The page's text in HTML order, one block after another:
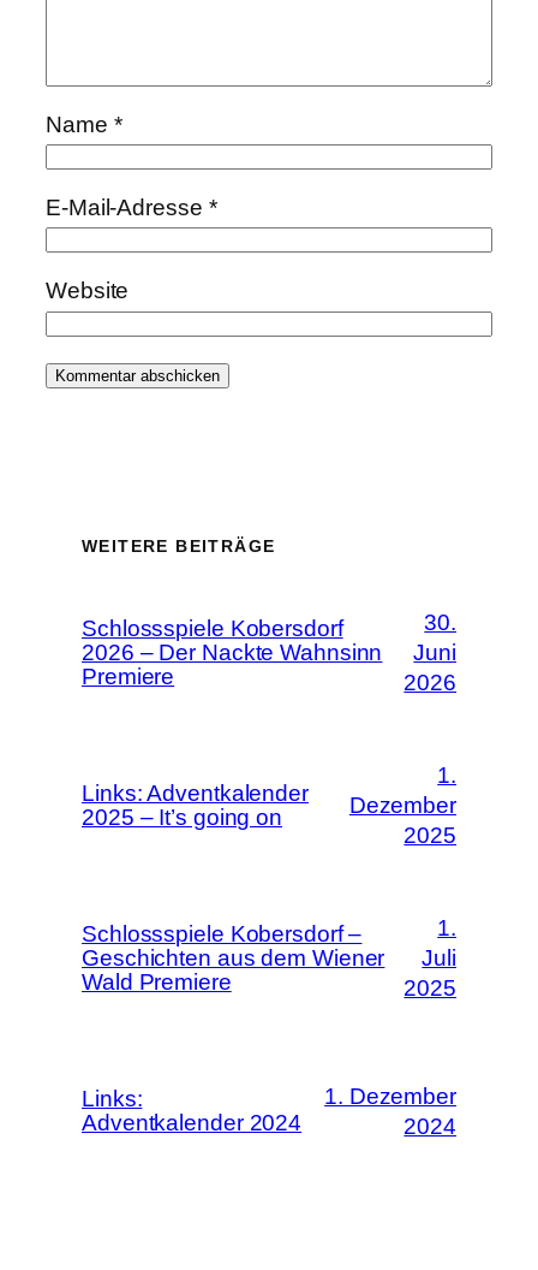
Name *
E-Mail-Adresse *
Website
WEITERE BEITRÄGE
Schlossspiele Kobersdorf
2026 – Der Nackte Wahnsinn
Premiere
30.
Juni
2026
Links: Adventkalender
2025 – It’s going on
1.
Dezember
2025
Schlossspiele Kobersdorf –
Geschichten aus dem Wiener
Wald Premiere
1.
Juli
2025
Links:
Adventkalender 2024
1. Dezember
2024